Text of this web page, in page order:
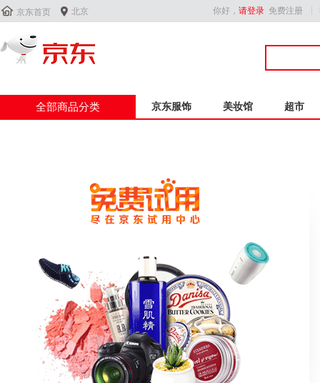
 京东首页  北京 你好， 请登录 免费注册
全部商品分类 京东服饰 美妆馆 超市